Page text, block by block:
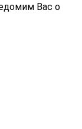
Вас о